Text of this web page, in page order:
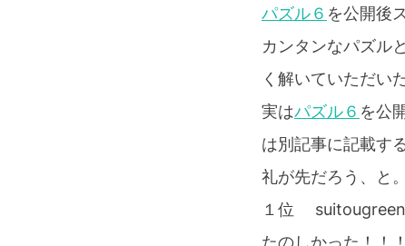
パズル６ を公開後
カンタンなパズル
く解いていただい
実はパズル６ を公
は別記事に記載す
礼が先だろう、と。
１位
たのしかった！！